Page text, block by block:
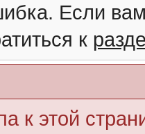
Если
к
к этой